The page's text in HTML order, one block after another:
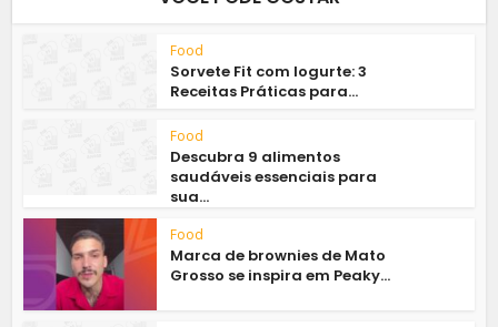
Food
Sorvete Fit com Iogurte: 3
Receitas Práticas para...
Food
Descubra 9 alimentos
saudáveis essenciais para
sua...
Food
Marca de brownies de Mato
Grosso se inspira em Peaky...